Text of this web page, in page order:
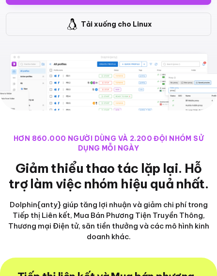
Tải xuống cho Linux
HƠN 860.000 NGƯỜI DÙNG VÀ 2.200 ĐỘI NHÓM SỬ
DỤNG MỖI NGÀY
Giảm thiểu thao tác lặp lại. Hỗ
trợ làm việc nhóm hiệu quả nhất.
Dolphin{anty} giúp tăng lợi nhuận và giảm chi phí trong
Tiếp thị Liên kết, Mua Bán Phương Tiện Truyền Thông,
Thương mại Điện tử, săn tiền thưởng và các mô hình kinh
doanh khác.